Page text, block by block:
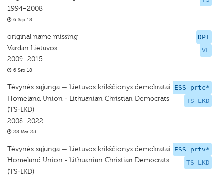
1994–2008
6 Sep 18
DPI
VL
original name missing
Vardan Lietuvos
2009–2015
6 Sep 18
ESS prtc*
TS LKD
Tėvynės sąjunga — Lietuvos krikščionys demokratai
Homeland Union - Lithuanian Christian Democrats
(TS-LKD)
2008–2022
28 Mar 25
ESS prtv*
TS LKD
Tėvynės sąjunga — Lietuvos krikščionys demokratai
Homeland Union - Lithuanian Christian Democrats
(TS-LKD)